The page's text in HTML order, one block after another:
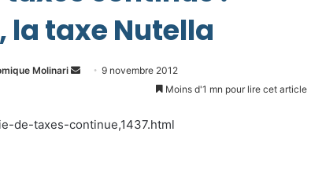
la taxe Nutella
Molinari
Envoyer9 novembre 2012
Moins d'1 mn pour lire cet article
de-taxes-continue,1437.html